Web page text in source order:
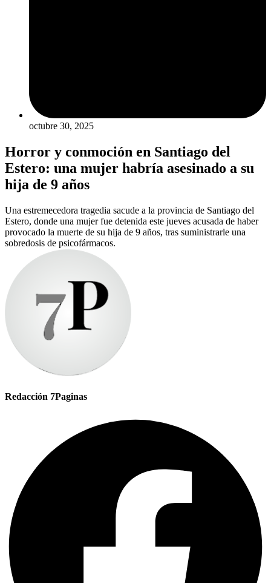
octubre 30, 2025
Horror y conmoción en Santiago del
Estero: una mujer habría asesinado a su
hija de 9 años
Una estremecedora tragedia sacude a la provincia de Santiago del
Estero, donde una mujer fue detenida este jueves acusada de haber
provocado la muerte de su hija de 9 años, tras suministrarle una
sobredosis de psicofármacos.
Redacción 7Paginas